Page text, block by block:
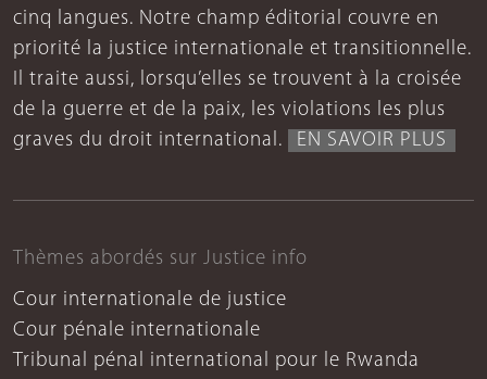
cinq langues. Notre champ éditorial couvre en
priorité la justice internationale et transitionnelle.
Il traite aussi, lorsqu’elles se trouvent à la croisée
de la guerre et de la paix, les violations les plus
graves du droit international.
EN SAVOIR PLUS
Thèmes abordés sur Justice info
Cour internationale de justice
Cour pénale internationale
Tribunal pénal international pour le Rwanda